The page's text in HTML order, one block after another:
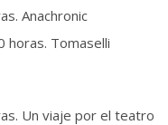
Anachronic
horas. Tomaselli
Un viaje por el teatro